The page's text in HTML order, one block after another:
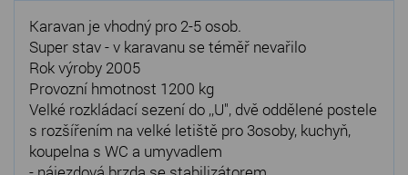
Karavan je vhodný pro 2-5 osob.
Super stav - v karavanu se téměř nevařilo
Rok výroby 2005
Provozní hmotnost 1200 kg
Velké rozkládací sezení do ,,U", dvě oddělené postele
s rozšířením na velké letiště pro 3osoby, kuchyň,
koupelna s WC a umyvadlem